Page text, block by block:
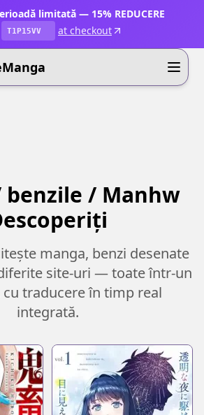
limitată — 15% REDUCERE
T1P15VV at checkout
benzile / Manhw
manga, benzi desenate
site-uri — toate într-un
traducere în timp real
integrată.